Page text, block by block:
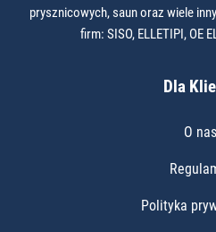
prysznicowych, saun oraz wiele
firm: SISO, ELLETIPI, OE
Dla
O nas
Polityka